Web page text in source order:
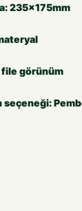
235x175mm
file görünüm
seçeneği: